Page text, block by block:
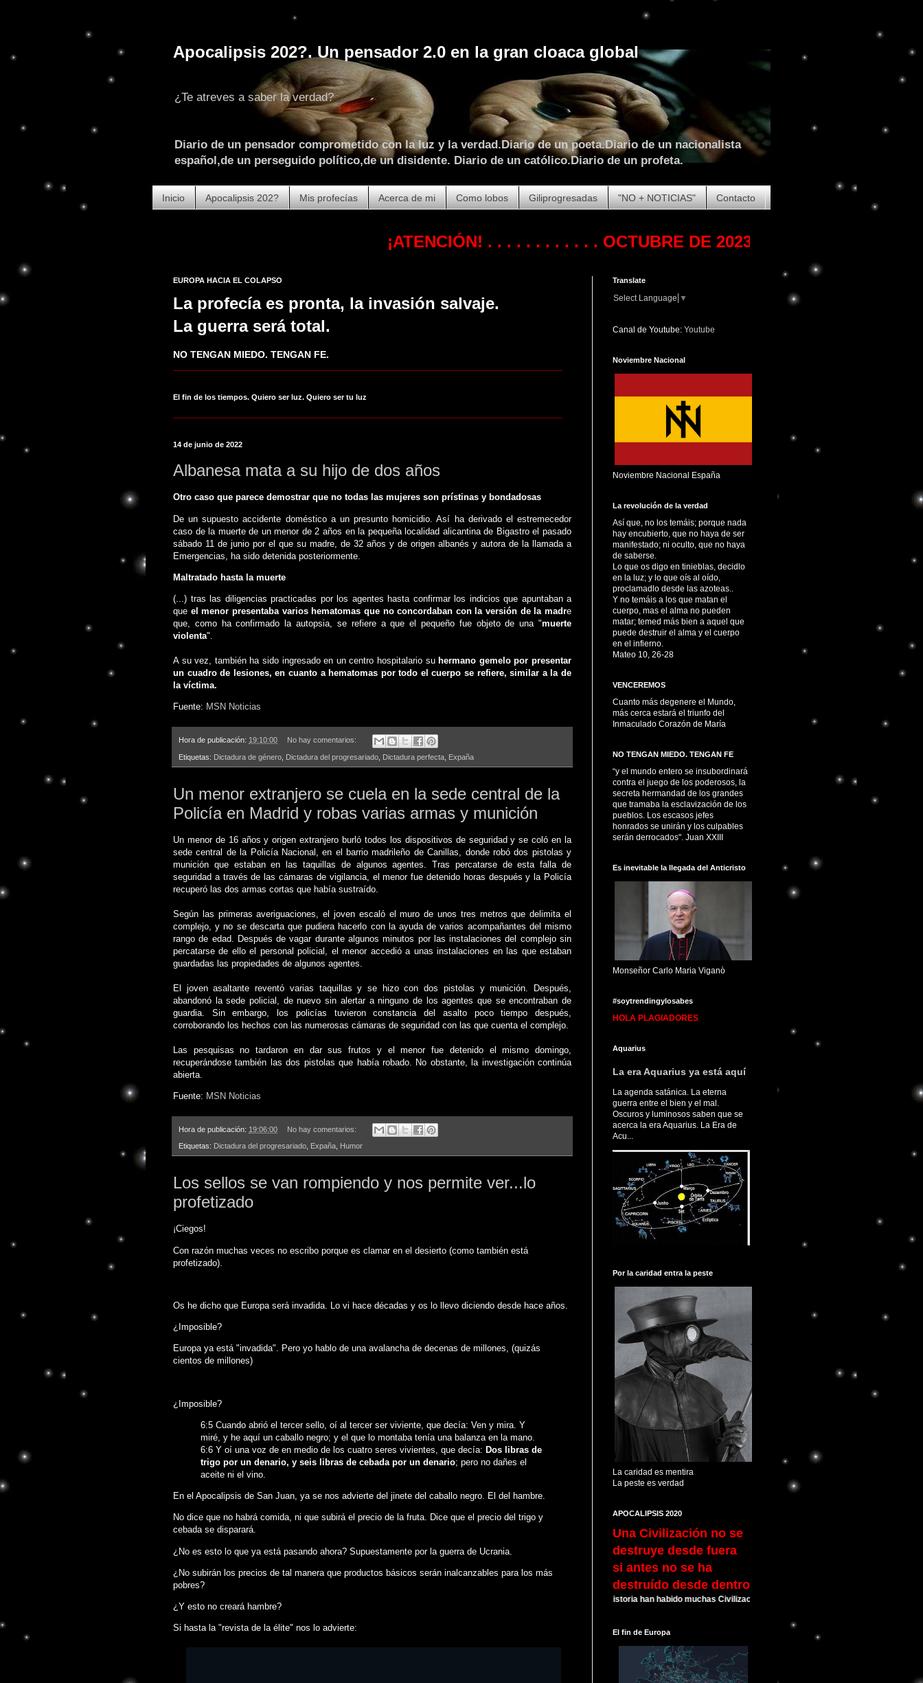
Apocalipsis 202?. Un pensador 2.0 en la gran cloaca global
¿Te atreves a saber la verdad?
Diario de un pensador comprometido con la luz y la verdad.Diario de un poeta.Diario de un nacionalista
español,de un perseguido político,de un disidente. Diario de un católico.Diario de un profeta.
Inicio Apocalipsis 202? Mis profecías Acerca de mi Como lobos Giliprogresadas "NO + NOTICIAS" Contacto
¡ATENCIÓN!. . . . . . . . . . . .OCTUBRE DE 2023. COMIENZA LA (GRAN)
EUROPA HACIA EL COLAPSO
La profecía es pronta, la invasión salvaje.
La guerra será total.
NO TENGAN MIEDO. TENGAN FE.
El fin de los tiempos. Quiero ser luz. Quiero ser tu luz
14 de junio de 2022
Albanesa mata a su hijo de dos años
Otro caso que parece demostrar que no todas las mujeres son prístinas y bondadosas
De un supuesto accidente doméstico a un presunto homicidio. Así ha derivado el estremecedor
caso de la muerte de un menor de 2 años en la pequeña localidad alicantina de Bigastro el pasado
sábado 11 de junio por el que su madre, de 32 años y de origen albanés y autora de la llamada a
Emergencias, ha sido detenida posteriormente.
Maltratado hasta la muerte
(...) tras las diligencias practicadas por los agentes hasta confirmar los indicios que apuntaban a
que el menor presentaba varios hematomas que no concordaban con la versión de la madre
que, como ha confirmado la autopsia, se refiere a que el pequeño fue objeto de una "muerte
violenta".
A su vez, también ha sido ingresado en un centro hospitalario suhermano gemelo por presentar
un cuadro de lesiones, en cuanto a hematomas por todo el cuerpo se refiere, similar a la de
la víctima.
Fuente: MSN Noticias
Hora de publicación: 19:10:00 No hay comentarios:
Etiquetas: Dictadura de género Dictadura del progresariado Dictadura perfecta Expaña
Un menor extranjero se cuela en la sede central de la
Policía en Madrid y robas varias armas y munición
Un menor de 16 años y origen extranjero burló todos los dispositivos de seguridad y se coló en la
sede central de la Policía Nacional, en el barrio madrileño de Canillas, donde robó dos pistolas y
munición que estaban en las taquillas de algunos agentes. Tras percatarse de esta falla de
seguridad a través de las cámaras de vigilancia, el menor fue detenido horas después y la Policía
recuperó las dos armas cortas que había sustraído.
Según las primeras averiguaciones, el joven escaló el muro de unos tres metros que delimita el
complejo, y no se descarta que pudiera hacerlo con la ayuda de varios acompañantes del mismo
rango de edad. Después de vagar durante algunos minutos por las instalaciones del complejo sin
percatarse de ello el personal policial, el menor accedió a unas instalaciones en las que estaban
guardadas las propiedades de algunos agentes.
El joven asaltante reventó varias taquillas y se hizo con dos pistolas y munición. Después,
abandonó la sede policial, de nuevo sin alertar a ninguno de los agentes que se encontraban de
guardia. Sin embargo, los policías tuvieron constancia del asalto poco tiempo después,
corroborando los hechos con las numerosas cámaras de seguridad con las que cuenta el complejo.
Las pesquisas no tardaron en dar sus frutos y el menor fue detenido el mismo domingo,
recuperándose también las dos pistolas que había robado. No obstante, la investigación continúa
abierta.
Fuente: MSN Noticias
Hora de publicación: 19:06:00 No hay comentarios:
Etiquetas: Dictadura del progresariado Expaña Humor
Los sellos se van rompiendo y nos permite ver...lo
profetizado
¡Ciegos!
Con razón muchas veces no escribo porque es clamar en el desierto (como también está
profetizado).
Os he dicho que Europa será invadida. Lo vi hace décadas y os lo llevo diciendo desde hace años.
¿Imposible?
Europa ya está "invadida". Pero yo hablo de una avalancha de decenas de millones, (quizás
cientos de millones)
¿Imposible?
6:5 Cuando abrió el tercer sello, oí al tercer ser viviente, que decía: Ven y mira. Y
miré, y he aquí un caballo negro; y el que lo montaba tenía una balanza en la mano.
6:6 Y oí una voz de en medio de los cuatro seres vivientes, que decía: Dos libras de
trigo por un denario, y seis libras de cebada por un denario; pero no dañes el
aceite ni el vino.
En el Apocalipsis de San Juan, ya se nos advierte del jinete del caballo negro. El del hambre.
No dice que no habrá comida, ni que subirá el precio de la fruta. Dice que el precio del trigo y
cebada se disparará.
¿No es esto lo que ya está pasando ahora? Supuestamente por la guerra de Ucrania.
¿No subirán los precios de tal manera que productos básicos serán inalcanzables para los más
pobres?
¿Y esto no creará hambre?
Si hasta la "revista de la élite" nos lo advierte:
Translate
Select Language ▼
Canal de Youtube: Youtube
Noviembre Nacional
Noviembre Nacional España
La revolución de la verdad
Así que, no los temáis; porque nada
hay encubierto, que no haya de ser
manifestado; ni oculto, que no haya
de saberse.
Lo que os digo en tinieblas, decidlo
en la luz; y lo que oís al oído,
proclamadlo desde las azoteas..
Y no temáis a los que matan el
cuerpo, mas el alma no pueden
matar; temed más bien a aquel que
puede destruir el alma y el cuerpo
en el infierno.
Mateo 10, 26-28
VENCEREMOS
Cuanto más degenere el Mundo,
más cerca estará el triunfo del
Inmaculado Corazón de María
NO TENGAN MIEDO. TENGAN FE
“y el mundo entero se insubordinará
contra el juego de los poderosos, la
secreta hermandad de los grandes
que tramaba la esclavización de los
pueblos. Los escasos jefes
honrados se unirán y los culpables
serán derrocados". Juan XXIII
Es inevitable la llegada del Anticristo
Monseñor Carlo Maria Viganò
#soytrendingylosabes
HOLA PLAGIADORES
Aquarius
La era Aquarius ya está aquí
La agenda satánica. La eterna
guerra entre el bien y el mal.
Oscuros y luminosos saben que se
acerca la era Aquarius. La Era de
Acu...
Por la caridad entra la peste
La caridad es mentira
La peste es verdad
APOCALIPSIS 2020
Una Civilización no se
destruye desde fuera
si antes no se ha
destruído desde dentro
A lo largo de la Historia han habido muchas Civilizaciones que alcanzaron su esplendor y luego
El fin de Europa